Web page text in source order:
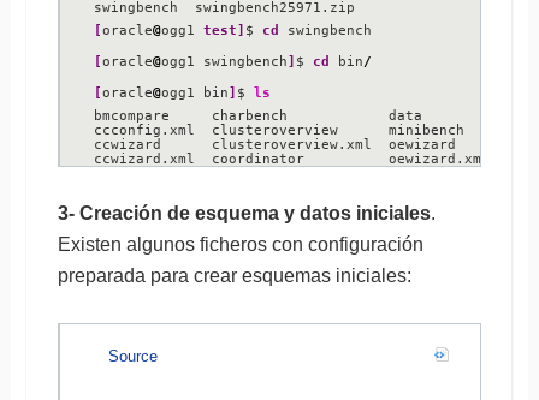
[oracle@ogg1 test] $ cd
[oracle@ogg1 swingbench] $ cd bin/
[oracle@ogg1 bin] $ ls
bmcompare     charbench            data
ccconfig.xml  clusteroverview      minibench
ccwizard      clusteroverview.xml  oewizard
ccwizard.xml  coordinator          oewizard.xml
3- Creación de esquema y datos iniciales.
Existen algunos ficheros con configuración
preparada para crear esquemas iniciales:
Source